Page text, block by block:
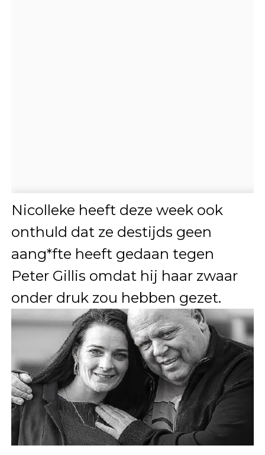
Nicolleke heeft deze week ook
onthuld dat ze destijds geen
aang*fte heeft gedaan tegen
Peter Gillis omdat hij haar zwaar
onder druk zou hebben gezet.